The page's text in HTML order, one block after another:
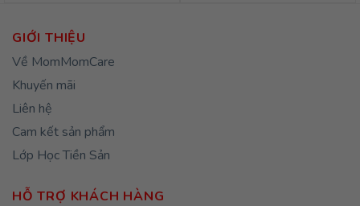
GIỚI THIỆU
Về MomMomCare
Khuyến mãi
Liên hệ
Cam kết sản phẩm
Lớp Học Tiền Sản
HỖ TRỢ KHÁCH HÀNG